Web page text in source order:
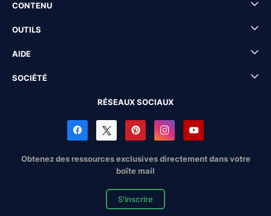
CONTENU
OUTILS
AIDE
SOCIÉTÉ
RÉSEAUX SOCIAUX
Obtenez des ressources exclusives directement dans votre
boîte mail
S'inscrire